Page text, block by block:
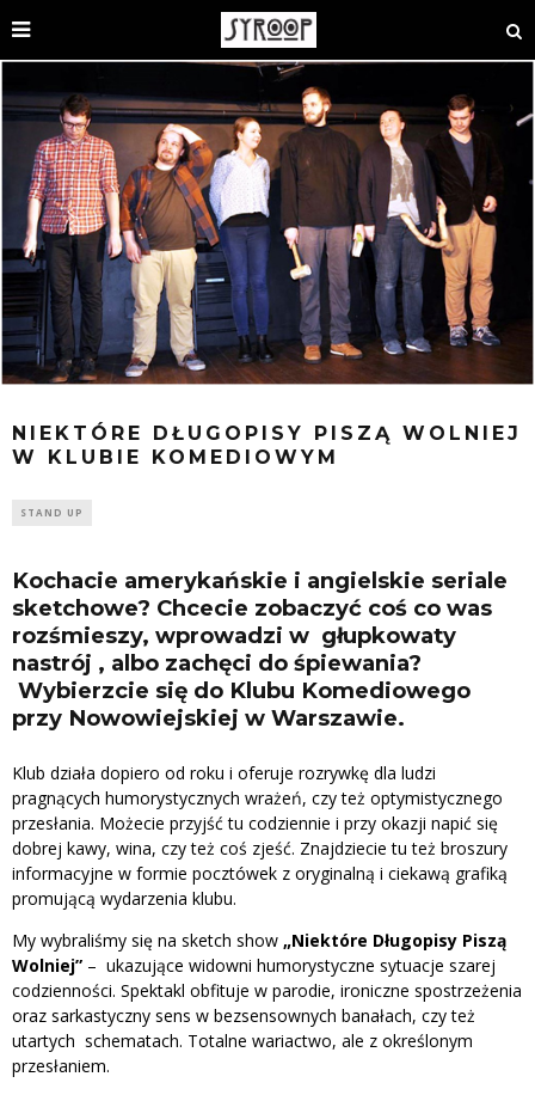
NIEKTÓRE DŁUGOPISY PISZĄ WOLNIEJ
W KLUBIE KOMEDIOWYM
STAND UP
Kochacie amerykańskie i angielskie seriale
sketchowe? Chcecie zobaczyć coś co was
rozśmieszy, wprowadzi w głupkowaty
nastrój , albo zachęci do śpiewania?
Wybierzcie się do Klubu Komediowego
przy Nowowiejskiej w Warszawie.
Klub działa dopiero od roku i oferuje rozrywkę dla ludzi
pragnących humorystycznych wrażeń, czy też optymistycznego
przesłania. Możecie przyjść tu codziennie i przy okazji napić się
dobrej kawy, wina, czy też coś zjeść. Znajdziecie tu też broszury
informacyjne w formie pocztówek z oryginalną i ciekawą grafiką
promującą wydarzenia klubu.
My wybraliśmy się na sketch show „Niektóre Długopisy Piszą
Wolniej” – ukazujące widowni humorystyczne sytuacje szarej
codzienności. Spektakl obfituje w parodie, ironiczne spostrzeżenia
oraz sarkastyczny sens w bezsensownych banałach, czy też
utartych schematach. Totalne wariactwo, ale z określonym
przesłaniem.